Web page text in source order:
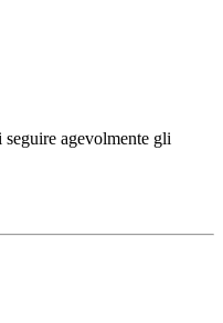
agevolmente gli